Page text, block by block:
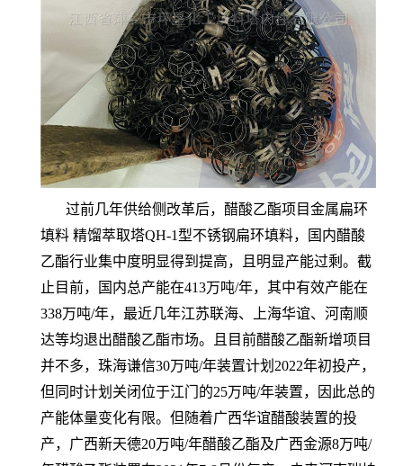
过前几年供给侧改革后，醋酸乙酯项目金属扁环
填料 精馏萃取塔QH-1型不锈钢扁环填料，国内醋酸
乙酯行业集中度明显得到提高，且明显产能过剩。截
止目前，国内总产能在413万吨/年，其中有效产能在
338万吨/年，最近几年江苏联海、上海华谊、河南顺
达等均退出醋酸乙酯市场。且目前醋酸乙酯新增项目
并不多，珠海谦信30万吨/年装置计划2022年初投产，
但同时计划关闭位于江门的25万吨/年装置，因此总的
产能体量变化有限。但随着广西华谊醋酸装置的投
产，广西新天德20万吨/年醋酸乙酯及广西金源8万吨/